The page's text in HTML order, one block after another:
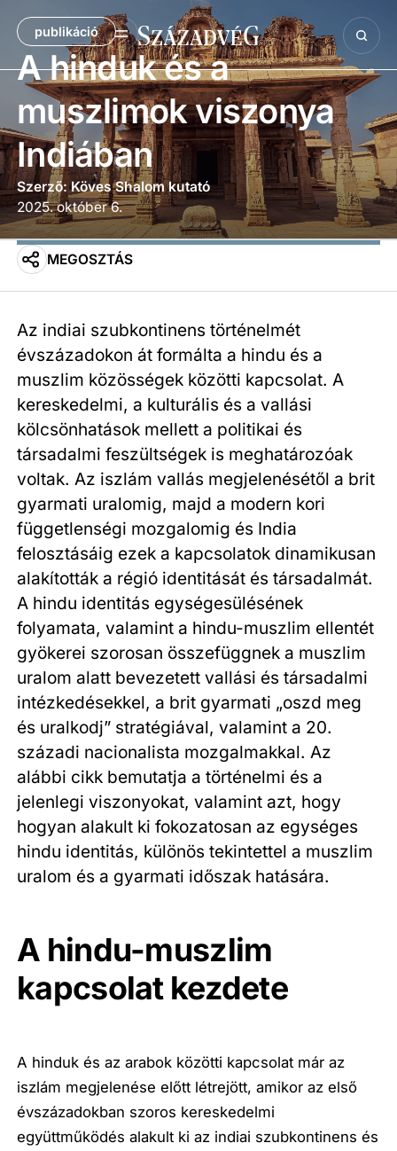
publikáció
A hinduk és a
muszlimok viszonya
Indiában
Szerző: Köves Shalom kutató
2025. október 6.
MEGOSZTÁS
Az indiai szubkontinens történelmét
évszázadokon át formálta a hindu és a
muszlim közösségek közötti kapcsolat. A
kereskedelmi, a kulturális és a vallási
kölcsönhatások mellett a politikai és
társadalmi feszültségek is meghatározóak
voltak. Az iszlám vallás megjelenésétől a brit
gyarmati uralomig, majd a modern kori
függetlenségi mozgalomig és India
felosztásáig ezek a kapcsolatok dinamikusan
alakították a régió identitását és társadalmát.
A hindu identitás egységesülésének
folyamata, valamint a hindu-muszlim ellentét
gyökerei szorosan összefüggnek a muszlim
uralom alatt bevezetett vallási és társadalmi
intézkedésekkel, a brit gyarmati „oszd meg
és uralkodj” stratégiával, valamint a 20.
századi nacionalista mozgalmakkal. Az
alábbi cikk bemutatja a történelmi és a
jelenlegi viszonyokat, valamint azt, hogy
hogyan alakult ki fokozatosan az egységes
hindu identitás, különös tekintettel a muszlim
uralom és a gyarmati időszak hatására.
A hindu-muszlim
kapcsolat kezdete
A hinduk és az arabok közötti kapcsolat már az
iszlám megjelenése előtt létrejött, amikor az első
évszázadokban szoros kereskedelmi
együttműködés alakult ki az indiai szubkontinens és